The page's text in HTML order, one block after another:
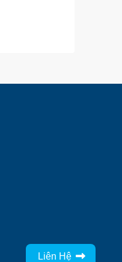
Liên Hệ